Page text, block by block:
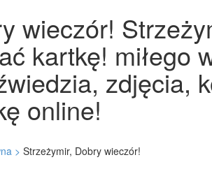
wieczór!
kartkę! miłego
zdjęcia,
online!
> Strzeżymir, Dobry wieczór!